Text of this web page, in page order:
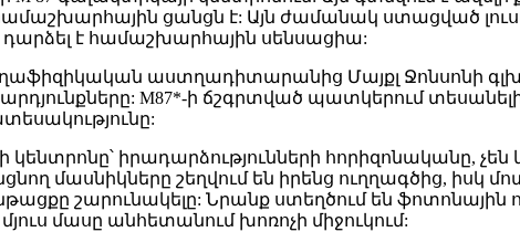
ցանցն է: Այն ժամանակ ստացված
է համաշխարհային սենսացիա:
աստղադիտարանից Մայքլ Ջոնսոնի
M87*-ի ճշգրտված պատկերում տեսանելի
իրադարձությունների հորիզոնականը, չեն
մասնիկները շեղվում են իրենց ուղղագծից, իսկ
շարունակելը: Նրանք ստեղծում են ֆոտոնային
մասը անհետանում խոռոչի միջուկում: